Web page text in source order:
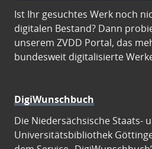
Ist Ihr gesuchtes Werk noch
digitalen Bestand? Dann
unserem ZVDD Portal, das
bundesweit digitalisierte
DigiWunschbuch
Die Niedersächsische Staats-
Universitätsbibliothek